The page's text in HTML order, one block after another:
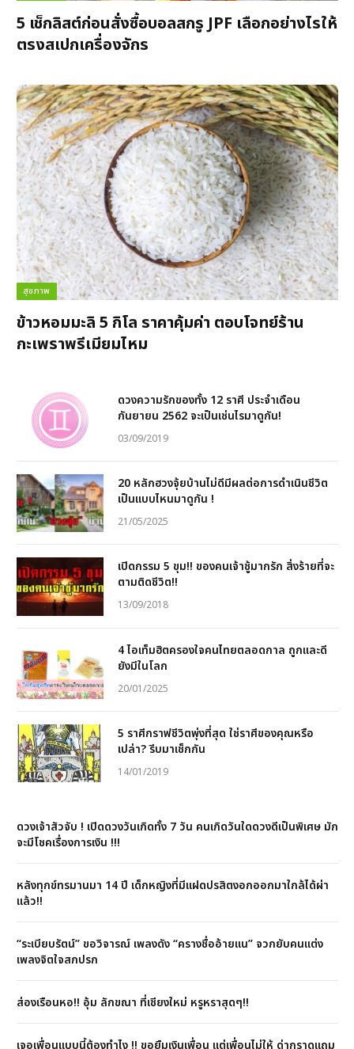
5 เช็กลิสต์ก่อนสั่งซื้อบอลสกรู JPF เลือกอย่างไรให้
ตรงสเปกเครื่องจักร
สุขภาพ
ข้าวหอมมะลิ 5 กิโล ราคาคุ้มค่า ตอบโจทย์ร้าน
กะเพราพรีเมียมไหม
ดวงความรักของทั้ง 12 ราศี ประจำเดือน
กันยายน 2562 จะเป็นเช่นไรมาดูกัน!
03/09/2019
20 หลักฮวงจุ้ยบ้านไม่ดีมีผลต่อการดำเนินชีวิต
เป็นแบบไหนมาดูกัน !
21/05/2025
เปิดกรรม 5 ขุม!! ของคนเจ้าชู้มากรัก สิ่งร้ายที่จะ
ตามติดชีวิต!!
13/09/2018
4 ไอเท็มฮิตครองใจคนไทยตลอดกาล ถูกและดี
ยังมีในโลก
20/01/2025
5 ราศีกราฟชีวิตพุ่งที่สุด ใช่ราศีของคุณหรือ
เปล่า? รีบมาเช็กกัน
14/01/2019
ดวงเจ้าสัวจับ ! เปิดดวงวันเกิดทั้ง 7 วัน คนเกิดวันใดดวงดีเป็นพิเศษ มัก
จะมีโชคเรื่องการเงิน !!!
หลังทุกข์ทรมานมา 14 ปี เด็กหญิงที่มีแฝดปรสิตงอกออกมาใกล้ได้ผ่า
แล้ว!!
“ระเบียบรัตน์” ขอวิจารณ์ เพลงดัง “ครางชื่ออ้ายแน” จวกยับคนแต่ง
เพลงจิตใจสกปรก
ส่องเรือนหอ!! อุ้ม ลักขณา ที่เชียงใหม่ หรูหราสุดๆ!!